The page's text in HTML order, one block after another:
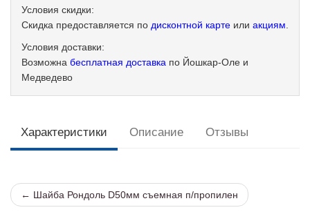
Условия скидки:
Скидка предоставляется по дисконтной карте или акциям
Условия доставки:
Возможна бесплатная доставка по Йошкар-Оле и
Медведево
Характеристики Описание Отзывы
← Шайба Рондоль D50мм съемная п/пропилен